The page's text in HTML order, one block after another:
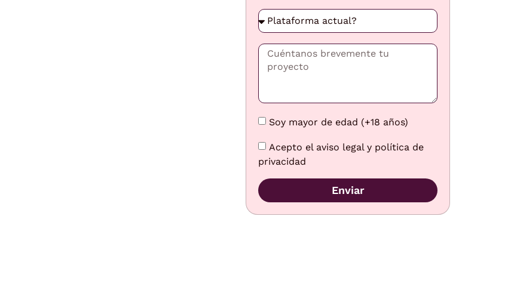
Soy mayor de edad (+18 años)
Acepto el aviso legal y política de
privacidad
Enviar